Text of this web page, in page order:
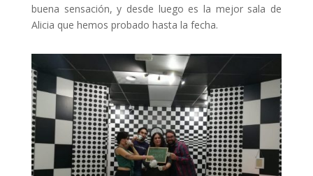
buena sensación, y desde luego es la mejor sala de
Alicia que hemos probado hasta la fecha.